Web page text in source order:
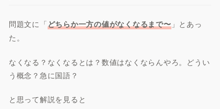
問題文に「どちらか一方の値がなくなるまで〜」とあっ
た。
なくなる？なくなるとは？数値はなくならんやろ。どうい
う概念？急に国語？
と思って解説を見ると